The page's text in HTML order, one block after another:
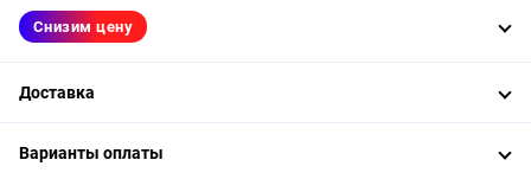
Снизим цену
Доставка
Варианты оплаты